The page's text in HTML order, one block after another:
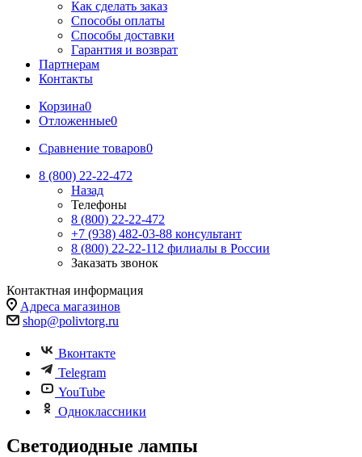
Как сделать заказ
Способы оплаты
Способы доставки
Гарантия и возврат
Партнерам
Контакты
Корзина0
Отложенные0
Сравнение товаров0
8 (800) 22-22-472
Назад
Телефоны
8 (800) 22-22-472
+7 (938) 482-03-88 консультант
8 (800) 22-22-112 филиалы в России
Заказать звонок
Контактная информация
Адреса магазинов
shop@polivtorg.ru
Вконтакте
Telegram
YouTube
Одноклассники
Светодиодные лампы